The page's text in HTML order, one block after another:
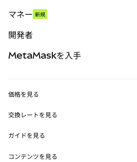
パーペチュアル
RWA
マネー 新規
開発者
MetaMask Connect
Snaps
Web3サービス
MetaMaskを入手
セキュリティ
サポート
価格を見る
イーサリアムの価格
Solanaの価格
交換レートを見る
ETH→USD
USDT→INR
ガイドを見る
ETHの購入
コンテンツを見る